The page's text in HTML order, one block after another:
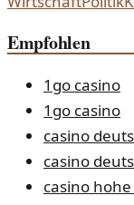
Empfohlen
1go casino
1go casino
casino
casino
casino